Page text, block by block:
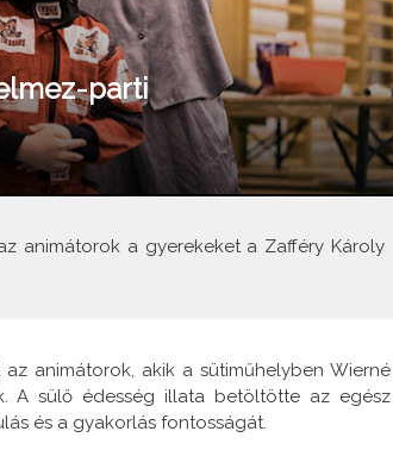
parti
animátorok a gyerekeket a Zafféry Károly
animátorok, akik a sütiműhelyben Wierné
A sülő édesség illata betöltötte az egész
és a gyakorlás fontosságát.